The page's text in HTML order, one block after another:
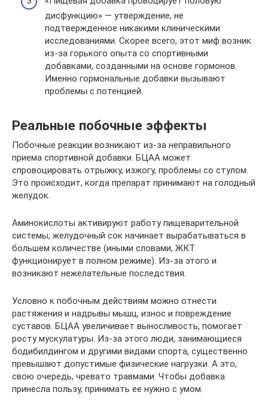
дисфункцию» — утверждение, не
подтвержденное никакими клиническими
исследованиями. Скорее всего, этот миф возник
из-за горького опыта со спортивными
добавками, созданными на основе гормонов.
Именно гормональные добавки вызывают
проблемы с потенцией.
Реальные побочные эффекты
Побочные реакции возникают из-за неправильного
приема спортивной добавки. БЦАА может
спровоцировать отрыжку, изжогу, проблемы со стулом.
Это происходит, когда препарат принимают на голодный
желудок.
Аминокислоты активируют работу пищеварительной
системы, желудочный сок начинает вырабатываться в
большем количестве (иными словами, ЖКТ
функционирует в полном режиме). Из-за этого и
возникают нежелательные последствия.
Условно к побочным действиям можно отнести
растяжения и надрывы мышц, износ и повреждение
суставов. БЦАА увеличивает выносливость, помогает
росту мускулатуры. Из-за этого люди, занимающиеся
бодибилдингом и другими видами спорта, существенно
превышают допустимые физические нагрузки. А это,
свою очередь, чревато травмами. Чтобы добавка
принесла пользу, принимать ее нужно с умом.